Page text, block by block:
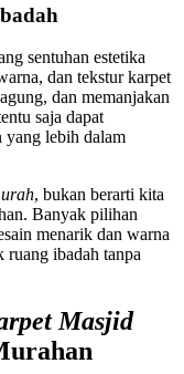
sentuhan estetika
dan tekstur karpet
dan memanjakan
saja dapat
yang lebih dalam
, bukan berarti kita
Banyak pilihan
menarik dan warna
ruang ibadah tanpa
Masjid